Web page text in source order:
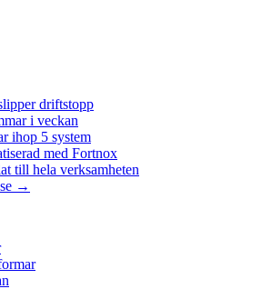
driftstopp
i veckan
ihop 5 system
med Fortnox
till hela verksamheten
→